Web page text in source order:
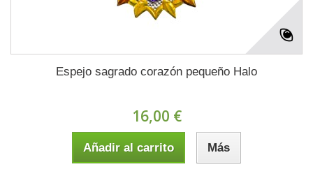
Espejo sagrado corazón pequeño Halo
16,00 €
Añadir al carrito Más